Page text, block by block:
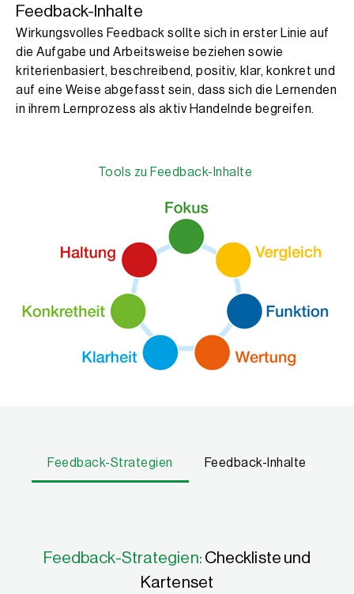
Feedback-Inhalte
Wirkungsvolles Feedback sollte sich in erster Linie auf
die Aufgabe und Arbeitsweise beziehen sowie
kriterienbasiert, beschreibend, positiv, klar, konkret und
auf eine Weise abgefasst sein, dass sich die Lernenden
in ihrem Lernprozess als aktiv Handelnde begreifen.
Tools zu Feedback-Inhalte
Feedback-Strategien Feedback-Inhalte
Feedback-Strategien: Checkliste und
Kartenset